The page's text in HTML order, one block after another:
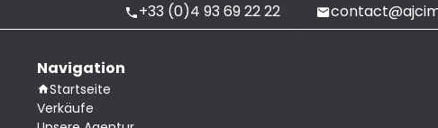
+33 (0)4 93 69 22 22
Navigation
Startseite
Verkäufe